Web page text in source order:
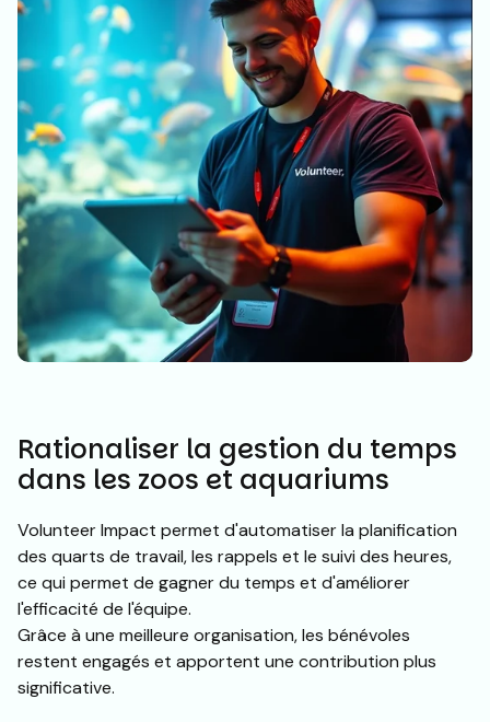
Rationaliser la gestion du temps
dans les zoos et aquariums
Volunteer Impact permet d'automatiser la planification
des quarts de travail, les rappels et le suivi des heures,
ce qui permet de gagner du temps et d'améliorer
l'efficacité de l'équipe.
Grâce à une meilleure organisation, les bénévoles
restent engagés et apportent une contribution plus
significative.